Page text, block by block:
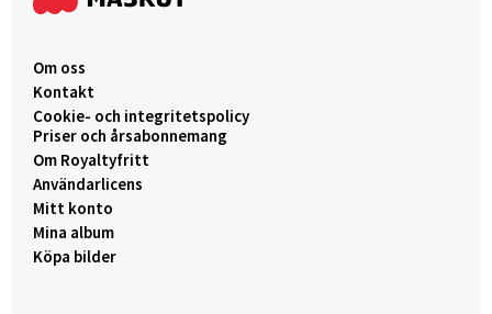
Om oss
Kontakt
Cookie- och integritetspolicy
Priser och årsabonnemang
Om Royaltyfritt
Användarlicens
Mitt konto
Mina album
Köpa bilder